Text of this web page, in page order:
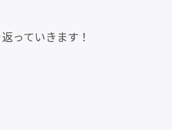
っていきます！